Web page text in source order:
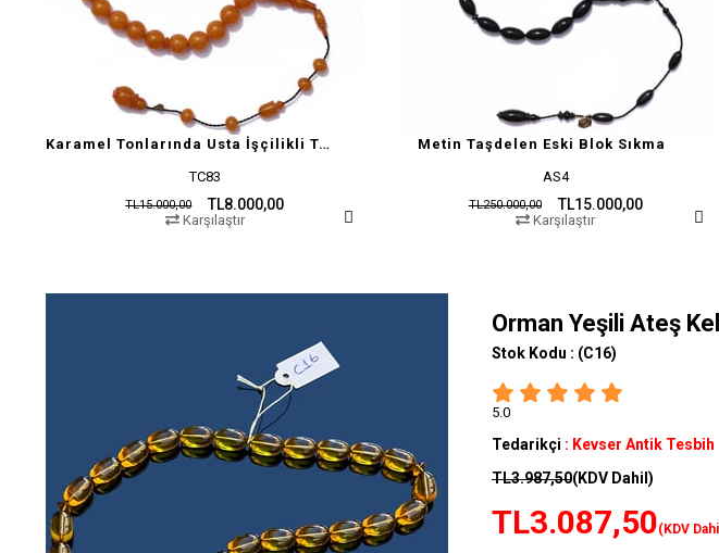
Karamel Tonlarında Usta İşçilikli Tesbih
TC83
TL8.000,00
TL15.000,00
Karşılaştır
Metin Taşdelen Eski Blok Sıkma
AS4
TL15.000,00
TL250.000,00
Karşılaştır
Orman Yeşili Ateş
Stok Kodu : (C16)
5.0
Tedarikçi : Kevser Antik Tesbih
TL3.987,50(KDV Dahil)
TL3.087,50(KDV